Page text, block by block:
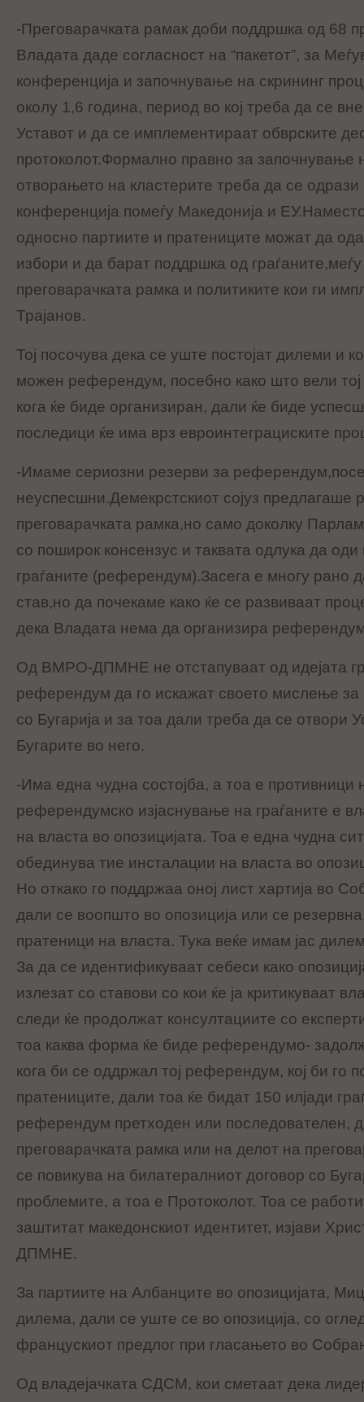
-Преговарачката рамак доби поддршка од 68
Владата даде согласност на “пакетот”, за
конференција и започнување на скрининг
околу 1,6 година, период во кој треба да се
Уставот и да се имплементираат обврските
протоколот.Формално правно за започнување
отворањето на кластерите треба да се
конференција помеѓу Македонија и
односно партиите и пратениците можат да
избори и да барат поддршка од граѓаните,меѓу
преговарачката рамка и политиките кои ги
Трајанов.
Тој посочува дека се уште постојат дилеми и
можен референдум, посебно како што вели тој
кога ќе биде организиран, дали ќе биде
последици ќе има врз евроинтеграциските
-Имаме сериозни резерви за
неуспесшни.Демекрстскиот сојуз предлагаше
преговарачката рамка,но само доколку
со поширок консензус и таквата одлука да оди
граѓаните (референдум).Засега е многу рано
став,но да почекаме како ќе се развиваат
дека Владата нема да организира
Од ВМРО-ДПМНЕ не отстапуваат од идејата
референдум да го искажат своето мислење за
со Бугарија и за тоа дали треба да се отвори
Бугарите во него.
-Има една чудна состојба, а тоа е противници
референдумско изјаснување на граѓаните е
на власта во опозицијата. Тоа е една чудна
обединува тие инсталации на власта во
Но откако го поддржаа оној лист хартија во
дали се воопшто во опозиција или се
пратеници на власта. Тука веќе имам јас
За да се идентификуваат себеси како
излезат со ставови со кои ќе ја критикуваат
следи ќе продолжат консултациите со
тоа каква форма ќе биде референдумо-
кога би се оддржал тој референдум, кој би го
пратениците, дали тоа ќе бидат 150 илјади
референдум претходен или последователен,
преговарачката рамка или на делот на
се повикува на билатералниот договор со
проблемите, а тоа е Протоколот. Тоа се
заштитат македонскиот идентитет, изјави
ДПМНЕ.
За партиите на Албанците во опозицијата,
дилема, дали се уште се во опозиција, со
францускиот предлог при гласањето во
Од владејачката СДСМ, кои сметаат дека